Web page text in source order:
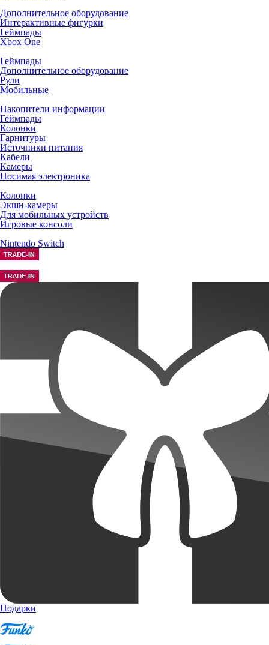
Дополнительное оборудование
Интерактивные фигурки
Геймпады
Xbox One
Геймпады
Дополнительное оборудование
Рули
Мобильные
Накопители информации
Геймпады
Колонки
Гарнитуры
Источники питания
Кабели
Камеры
Носимая электроника
Колонки
Экшн-камеры
Для мобильных устройств
Игровые консоли
Nintendo Switch
Подарки